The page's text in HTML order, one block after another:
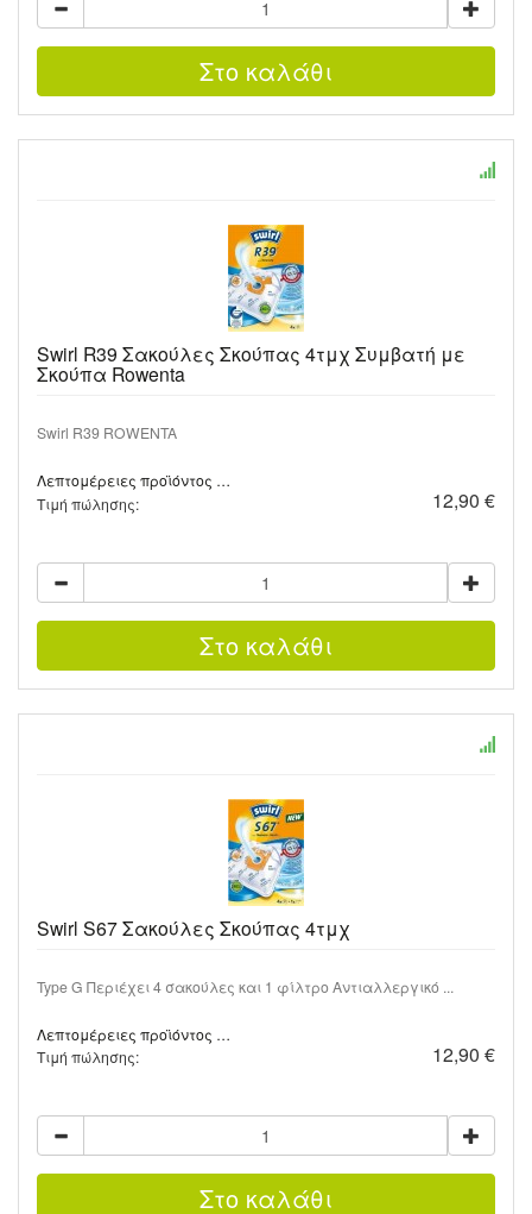
Swirl R39 Σακούλες Σκούπας 4τμχ Συμβατή με
Σκούπα Rowenta
Swirl R39 ROWENTA
Λεπτομέρειες προϊόντος …
Τιμή πώλησης:
12,90 €
Swirl S67 Σακούλες Σκούπας 4τμχ
Type G Περιέχει 4 σακούλες και 1 φίλτρο Αντιαλλεργικό ...
Λεπτομέρειες προϊόντος …
Τιμή πώλησης:
12,90 €